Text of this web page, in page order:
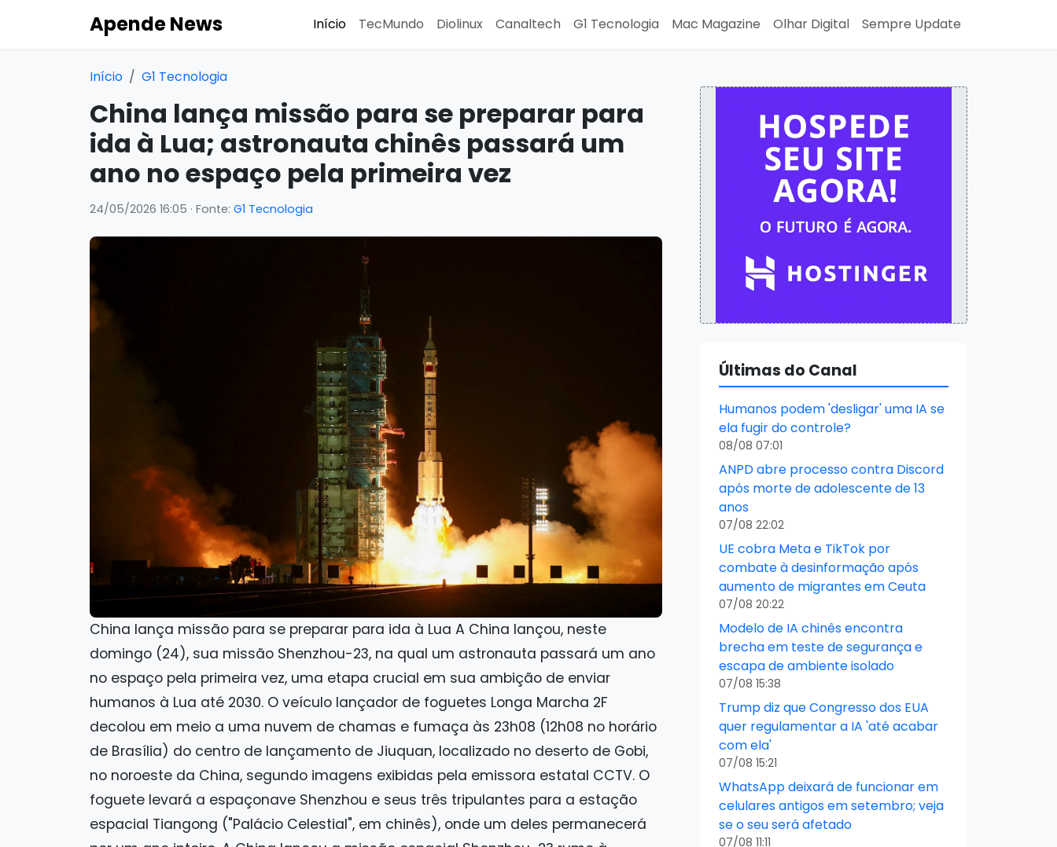
Apende News Início TecMundo Diolinux Canaltech G1 Tecnologia Mac Magazine Olhar Digital Sempre Update
Início G1 Tecnologia
China lança missão para se preparar para
ida à Lua; astronauta chinês passará um
ano no espaço pela primeira vez
24/05/2026 16:05 · Fonte: G1 Tecnologia
China lança missão para se preparar para ida à Lua A China lançou, neste
domingo (24), sua missão Shenzhou-23, na qual um astronauta passará um ano
no espaço pela primeira vez, uma etapa crucial em sua ambição de enviar
humanos à Lua até 2030. O veículo lançador de foguetes Longa Marcha 2F
decolou em meio a uma nuvem de chamas e fumaça às 23h08 (12h08 no horário
de Brasília) do centro de lançamento de Jiuquan, localizado no deserto de Gobi,
no noroeste da China, segundo imagens exibidas pela emissora estatal CCTV. O
foguete levará a espaçonave Shenzhou e seus três tripulantes para a estação
espacial Tiangong ("Palácio Celestial", em chinês), onde um deles permanecerá
Últimas do Canal
Humanos podem 'desligar' uma IA se
ela fugir do controle?
08/08 07:01
ANPD abre processo contra Discord
após morte de adolescente de 13
anos
07/08 22:02
UE cobra Meta e TikTok por
combate à desinformação após
aumento de migrantes em Ceuta
07/08 20:22
Modelo de IA chinês encontra
brecha em teste de segurança e
escapa de ambiente isolado
07/08 15:38
Trump diz que Congresso dos EUA
quer regulamentar a IA 'até acabar
com ela'
07/08 15:21
WhatsApp deixará de funcionar em
celulares antigos em setembro; veja
se o seu será afetado
07/08 11:11